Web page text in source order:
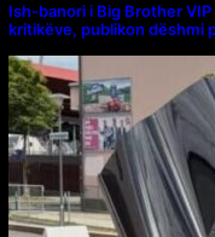
Ish-banori i Big Brother
kritikëve, publikon dëshmi